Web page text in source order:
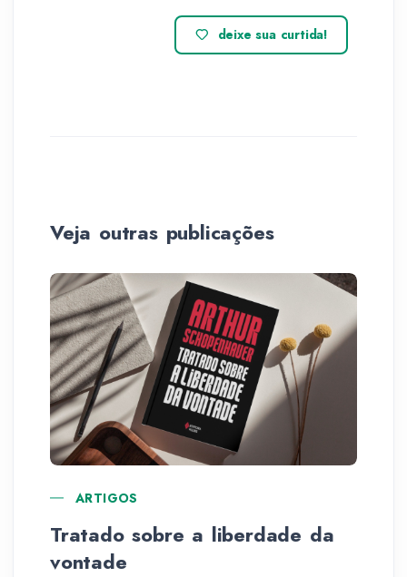
deixe sua curtida!
Veja outras publicações
ARTIGOS
Tratado sobre a liberdade da
vontade